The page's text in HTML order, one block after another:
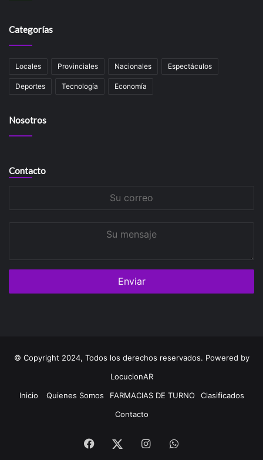
Categorías
Locales Provinciales Nacionales Espectáculos
Deportes Tecnología Economía
Nosotros
Contacto
© Copyright 2024, Todos los derechos reservados. Powered by
LocucionAR
Inicio
Quienes Somos FARMACIAS DE TURNO
Clasificados
Contacto
Facebook
TwitterInstagramWhatsapp